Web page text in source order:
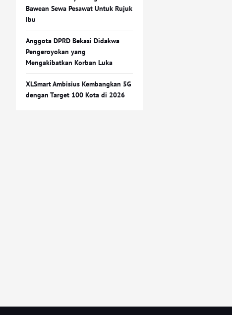
Bawean Sewa Pesawat Untuk Rujuk
Ibu
Anggota DPRD Bekasi Didakwa
Pengeroyokan yang
Mengakibatkan Korban Luka
XLSmart Ambisius Kembangkan 5G
dengan Target 100 Kota di 2026